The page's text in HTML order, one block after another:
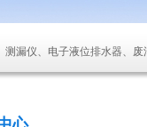
漏仪、电子液位排水器、